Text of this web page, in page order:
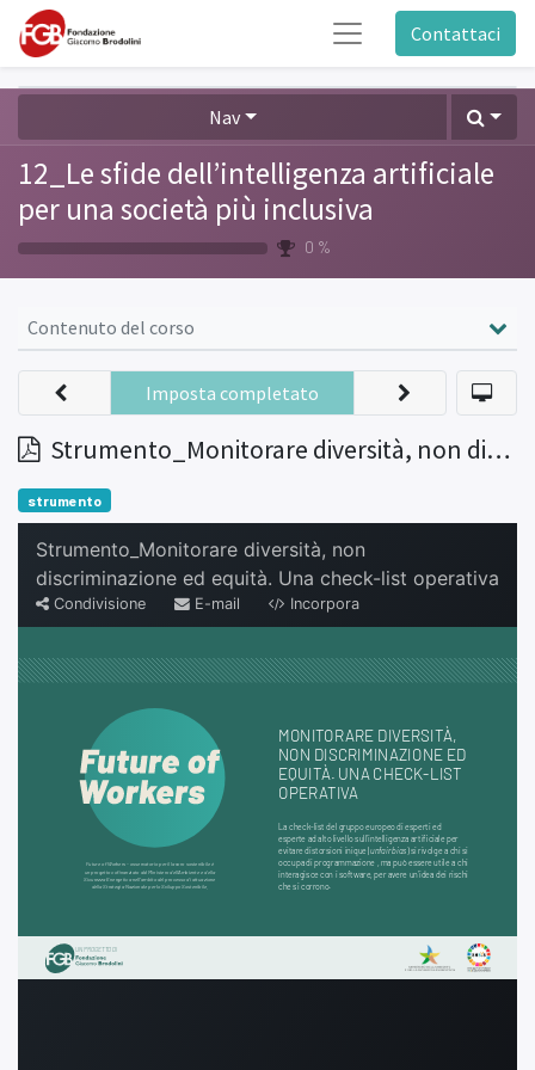
Contattaci
Nav
12_Le sfide dell’intelligenza artificiale
per una società più inclusiva
0 %
Contenuto del corso
Strumento_Monitorare diversità, non discriminazione ed equità. Una check-list operativa
Imposta completato
strumento